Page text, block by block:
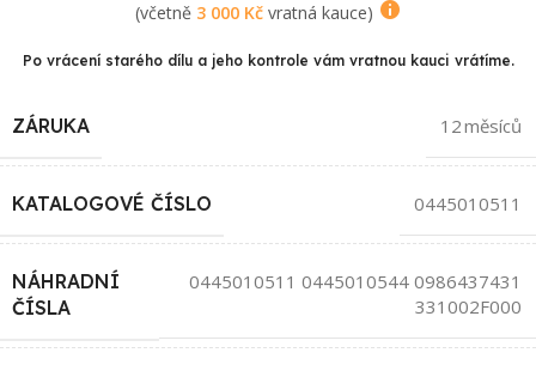
(včetně 3 000 Kčvratná kauce)
Po vrácení starého dílu a jeho kontrole vám vratnou kauci vrátíme.
ZÁRUKA 12 měsíců
KATALOGOVÉ ČÍSLO 0445010511
NÁHRADNÍ
ČÍSLA
0445010511 0445010544 0986437431
331002F000